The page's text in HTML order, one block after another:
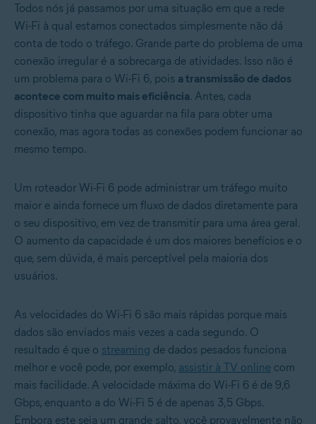
Todos nós já passamos por uma situação em que a rede
Wi-Fi à qual estamos conectados simplesmente não dá
conta de todo o tráfego. Grande parte do problema de uma
conexão irregular é a sobrecarga de atividades. Isso não é
um problema para o Wi-Fi 6, pois a transmissão de dados
acontece com muito mais eficiência. Antes, cada
dispositivo tinha que aguardar na fila para obter uma
conexão, mas agora todas as conexões podem funcionar ao
mesmo tempo.
Um roteador Wi-Fi 6 pode administrar um tráfego muito
maior e ainda fornece um fluxo de dados diretamente para
o seu dispositivo, em vez de transmitir para uma área geral.
O aumento da capacidade é um dos maiores benefícios e o
que, sem dúvida, é mais perceptível pela maioria dos
usuários.
As velocidades do Wi-Fi 6 são mais rápidas porque mais
dados são enviados mais vezes a cada segundo. O
resultado é que o streaming de dados pesados funciona
melhor e você pode, por exemplo, assistir à TV online com
mais facilidade. A velocidade máxima do Wi-Fi 6 é de 9,6
Gbps, enquanto a do Wi-Fi 5 é de apenas 3,5 Gbps.
Embora este seja um grande salto, você provavelmente não